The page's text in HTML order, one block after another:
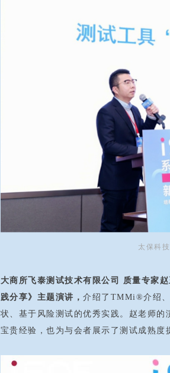
太保科
大商所飞泰测试技术有限公司 质量专家
践分享》主题演讲， 介绍了TMMi®介绍
状、基于风险测试的优秀实践。赵老师
宝贵经验，也为与会者展示了测试成熟度